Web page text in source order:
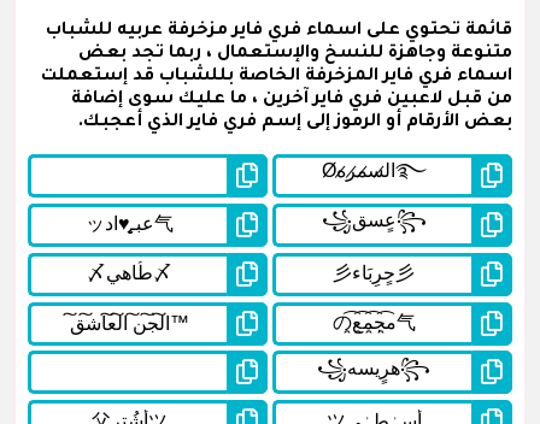
قائمة تحتوي على اسماء فري فاير مزخرفة عربيه للشباب
متنوعة وجاهزة للنسخ والإستعمال ، ربما تجد بعض
اسماء فري فاير المزخرفة الخاصة بللشباب قد إستعملت
من قبل لاعبين فري فاير آخرين ، ما عليك سوى إضافة
بعض الأرقام أو الرموز إلى إسم فري فاير الذي أعجبك.